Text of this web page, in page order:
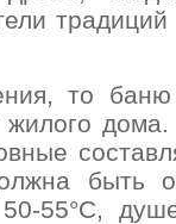
то
быть
55°С,